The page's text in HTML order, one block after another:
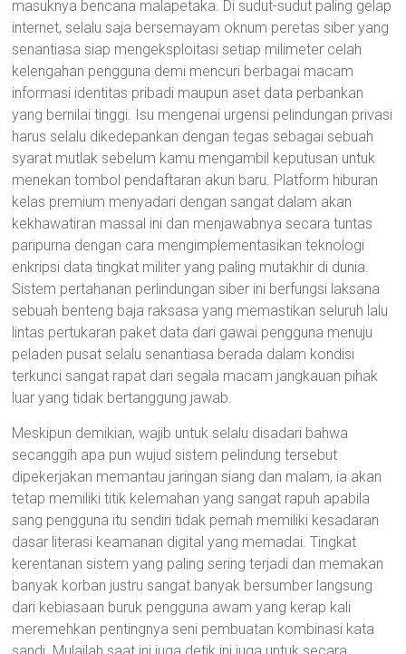
masuknya bencana malapetaka. Di sudut-sudut paling gelap
internet, selalu saja bersemayam oknum peretas siber yang
senantiasa siap mengeksploitasi setiap milimeter celah
kelengahan pengguna demi mencuri berbagai macam
informasi identitas pribadi maupun aset data perbankan
yang bernilai tinggi. Isu mengenai urgensi pelindungan privasi
harus selalu dikedepankan dengan tegas sebagai sebuah
syarat mutlak sebelum kamu mengambil keputusan untuk
menekan tombol pendaftaran akun baru. Platform hiburan
kelas premium menyadari dengan sangat dalam akan
kekhawatiran massal ini dan menjawabnya secara tuntas
paripurna dengan cara mengimplementasikan teknologi
enkripsi data tingkat militer yang paling mutakhir di dunia.
Sistem pertahanan perlindungan siber ini berfungsi laksana
sebuah benteng baja raksasa yang memastikan seluruh lalu
lintas pertukaran paket data dari gawai pengguna menuju
peladen pusat selalu senantiasa berada dalam kondisi
terkunci sangat rapat dari segala macam jangkauan pihak
luar yang tidak bertanggung jawab.
Meskipun demikian, wajib untuk selalu disadari bahwa
secanggih apa pun wujud sistem pelindung tersebut
dipekerjakan memantau jaringan siang dan malam, ia akan
tetap memiliki titik kelemahan yang sangat rapuh apabila
sang pengguna itu sendiri tidak pernah memiliki kesadaran
dasar literasi keamanan digital yang memadai. Tingkat
kerentanan sistem yang paling sering terjadi dan memakan
banyak korban justru sangat banyak bersumber langsung
dari kebiasaan buruk pengguna awam yang kerap kali
meremehkan pentingnya seni pembuatan kombinasi kata